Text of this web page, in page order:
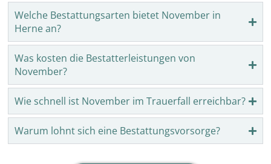
Welche Bestattungsarten bietet November in
Herne an?
Was kosten die Bestatterleistungen von
November?
Wie schnell ist November im Trauerfall erreichbar?
Warum lohnt sich eine Bestattungsvorsorge?